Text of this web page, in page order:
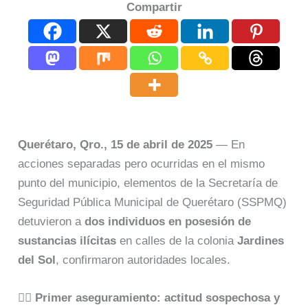
Compartir
Querétaro, Qro., 15 de abril de 2025 — En
acciones separadas pero ocurridas en el mismo
punto del municipio, elementos de la Secretaría de
Seguridad Pública Municipal de Querétaro (SSPMQ)
detuvieron ados individuos en posesión de
sustancias ilícitas en calles de la coloniaJardines
del Sol, confirmaron autoridades locales.
👮‍♂️ Primer aseguramiento: actitud sospechosa y